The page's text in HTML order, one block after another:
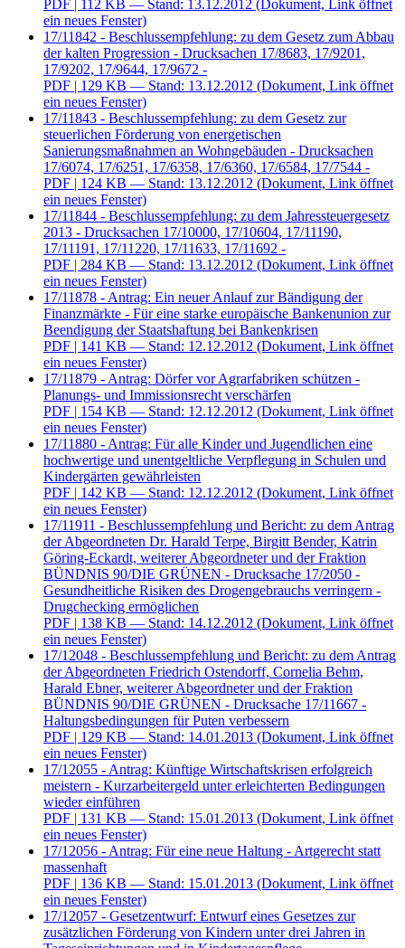
PDF | 112 KB — Stand: 13.12.2012 (Dokument, Link öffnet
ein neues Fenster)
17/11842 - Beschlussempfehlung: zu dem Gesetz zum Abbau
der kalten Progression - Drucksachen 17/8683, 17/9201,
17/9202, 17/9644, 17/9672 -
PDF | 129 KB — Stand: 13.12.2012 (Dokument, Link öffnet
ein neues Fenster)
17/11843 - Beschlussempfehlung: zu dem Gesetz zur
steuerlichen Förderung von energetischen
Sanierungsmaßnahmen an Wohngebäuden - Drucksachen
17/6074, 17/6251, 17/6358, 17/6360, 17/6584, 17/7544 -
PDF | 124 KB — Stand: 13.12.2012 (Dokument, Link öffnet
ein neues Fenster)
17/11844 - Beschlussempfehlung: zu dem Jahressteuergesetz
2013 - Drucksachen 17/10000, 17/10604, 17/11190,
17/11191, 17/11220, 17/11633, 17/11692 -
PDF | 284 KB — Stand: 13.12.2012 (Dokument, Link öffnet
ein neues Fenster)
17/11878 - Antrag: Ein neuer Anlauf zur Bändigung der
Finanzmärkte - Für eine starke europäische Bankenunion zur
Beendigung der Staatshaftung bei Bankenkrisen
PDF | 141 KB — Stand: 12.12.2012 (Dokument, Link öffnet
ein neues Fenster)
17/11879 - Antrag: Dörfer vor Agrarfabriken schützen -
Planungs- und Immissionsrecht verschärfen
PDF | 154 KB — Stand: 12.12.2012 (Dokument, Link öffnet
ein neues Fenster)
17/11880 - Antrag: Für alle Kinder und Jugendlichen eine
hochwertige und unentgeltliche Verpflegung in Schulen und
Kindergärten gewährleisten
PDF | 142 KB — Stand: 12.12.2012 (Dokument, Link öffnet
ein neues Fenster)
17/11911 - Beschlussempfehlung und Bericht: zu dem Antrag
der Abgeordneten Dr. Harald Terpe, Birgitt Bender, Katrin
Göring-Eckardt, weiterer Abgeordneter und der Fraktion
BÜNDNIS 90/DIE GRÜNEN - Drucksache 17/2050 -
Gesundheitliche Risiken des Drogengebrauchs verringern -
Drugchecking ermöglichen
PDF | 138 KB — Stand: 14.12.2012 (Dokument, Link öffnet
ein neues Fenster)
17/12048 - Beschlussempfehlung und Bericht: zu dem Antrag
der Abgeordneten Friedrich Ostendorff, Cornelia Behm,
Harald Ebner, weiterer Abgeordneter und der Fraktion
BÜNDNIS 90/DIE GRÜNEN - Drucksache 17/11667 -
Haltungsbedingungen für Puten verbessern
PDF | 129 KB — Stand: 14.01.2013 (Dokument, Link öffnet
ein neues Fenster)
17/12055 - Antrag: Künftige Wirtschaftskrisen erfolgreich
meistern - Kurzarbeitergeld unter erleichterten Bedingungen
wieder einführen
PDF | 131 KB — Stand: 15.01.2013 (Dokument, Link öffnet
ein neues Fenster)
17/12056 - Antrag: Für eine neue Haltung - Artgerecht statt
massenhaft
PDF | 136 KB — Stand: 15.01.2013 (Dokument, Link öffnet
ein neues Fenster)
17/12057 - Gesetzentwurf: Entwurf eines Gesetzes zur
zusätzlichen Förderung von Kindern unter drei Jahren in